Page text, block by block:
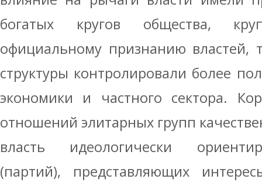
богатых кругов общества,
официальному признанию властей,
структуры контролировали более
экономики и частного сектора.
отношений элитарных групп
власть идеологически
(партий), представляющих